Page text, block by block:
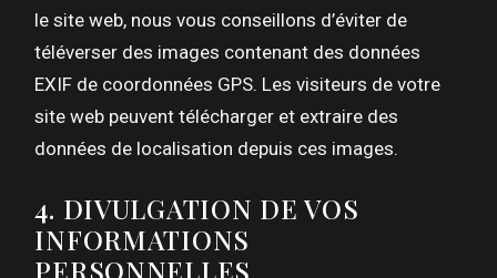
le site web, nous vous conseillons d’éviter de
téléverser des images contenant des données
EXIF de coordonnées GPS. Les visiteurs de votre
site web peuvent télécharger et extraire des
données de localisation depuis ces images.
4. DIVULGATION DE VOS
INFORMATIONS
PERSONNELLES